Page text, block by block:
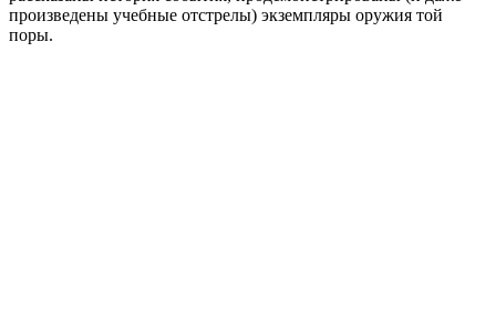
произведены учебные отстрелы) экземпляры оружия той
поры.